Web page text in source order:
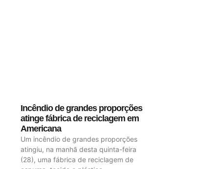
Incêndio de grandes proporções
atinge fábrica de reciclagem em
Americana
Um incêndio de grandes proporções
atingiu, na manhã desta quinta-feira
(28), uma fábrica de reciclagem de